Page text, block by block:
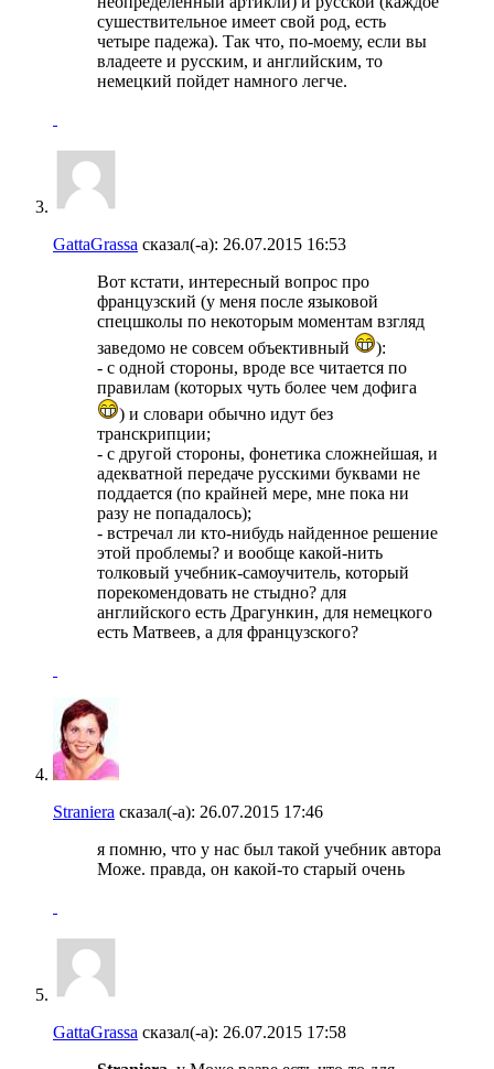
сушествительное имеет свой род, есть
четыре падежа). Так что, по-моему, если вы
владеете и русским, и английским, то
немецкий пойдет намного легче.
GattaGrassa сказал(-а): 26.07.2015 16:53
Вот кстати, интересный вопрос про
французский (у меня после языковой
спецшколы по некоторым моментам взгляд
заведомо не совсем объективный
):
- с одной стороны, вроде все читается по
правилам (которых чуть более чем дофига
) и словари обычно идут без
транскрипции;
- с другой стороны, фонетика сложнейшая, и
адекватной передаче русскими буквами не
поддается (по крайней мере, мне пока ни
разу не попадалось);
- встречал ли кто-нибудь найденное решение
этой проблемы? и вообще какой-нить
толковый учебник-самоучитель, который
порекомендовать не стыдно? для
английского есть Драгункин, для немецкого
есть Матвеев, а для французского?
Straniera сказал(-а): 26.07.2015 17:46
я помню, что у нас был такой учебник автора
Може. правда, он какой-то старый очень
GattaGrassa сказал(-а): 26.07.2015 17:58